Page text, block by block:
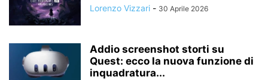
Lorenzo Vizzari - 30 Aprile 2026
Addio screenshot storti su
Quest: ecco la nuova funzione di
inquadratura...